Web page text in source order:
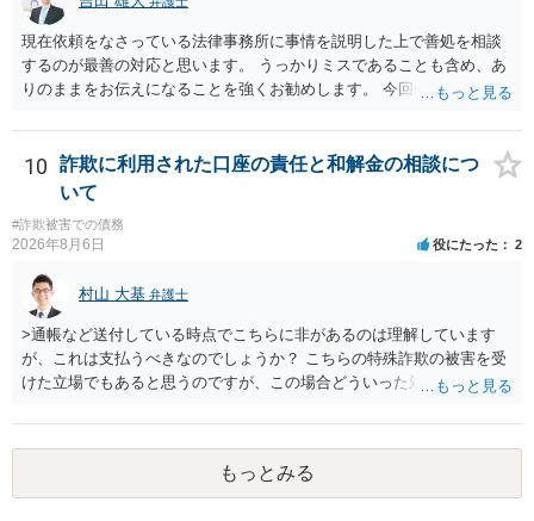
現在依頼をなさっている法律事務所に事情を説明した上で善処を相談
するのが最善の対応と思います。 うっかりミスであることも含め、あ
りのままをお伝えになることを強くお勧めします。 今回のできごとだ
早ければ早いほどいいのは間違いありません。 ご健闘をお祈りいたし
ます。
10
詐欺に利用された口座の責任と和解金の相談につ
いて
#詐欺被害での債務
2026年8月6日 役にたった 2
村山 大基 弁護士
>通帳など送付している時点でこちらに非があるのは理解しています
が、これは支払うべきなのでしょうか？ こちらの特殊詐欺の被害を受
けた立場でもあると思うのですが、この場合どういった対処が必要で
がいいとは思います。 そもそも、特殊詐欺関係なく旦那さんの行為
は法に触れる可能性もあります。 ＞100万を支払わず穏便に和解する
ことは可能でしょうか？ →一般的には難しいです。相談者さんも１０
０万円の被害を受けたとして、１円も払わないで和解したいと言われ
もっとみる